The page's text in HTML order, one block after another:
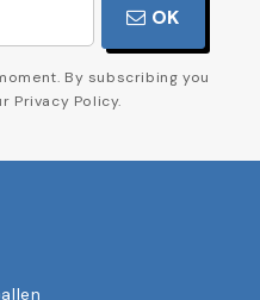
OK
By subscribing you
Privacy Policy.